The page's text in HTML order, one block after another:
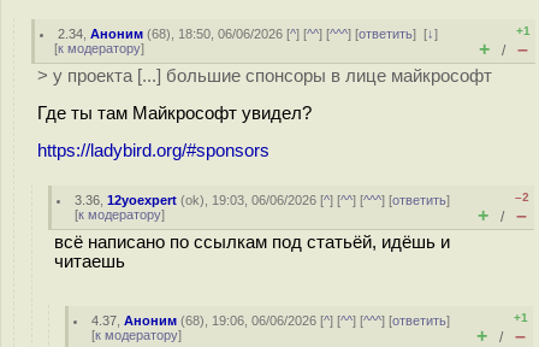
2.34 ,Аноним (68), 18:50, 06/06/2026 [^] [^^] [^^^] [ответить][↓]
[к модератору]
+1
+ / –
> у проекта [...] большие спонсоры в лице майкрософт
Где ты там Майкрософт увидел?
https://ladybird.org/#sponsors
3.36 ,12yoexpert (ok), 19:03, 06/06/2026 [^] [^^] [^^^] [ответить]
[к модератору]
–2
+ / –
всё написано по ссылкам под статьёй, идёшь и
читаешь
4.37 ,Аноним (68), 19:06, 06/06/2026 [^] [^^] [^^^] [ответить]
[к модератору]
+1
+ / –